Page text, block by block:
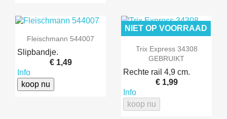
Fleischmann 544007
Slipbandje.
€ 1,49
Info
koop nu
Trix Express 34308
GEBRUIKT
Rechte rail 4,9 cm.
€ 1,99
Info
koop nu
NIET OP VOORRAAD